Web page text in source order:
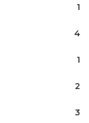
1
4
1
2
3